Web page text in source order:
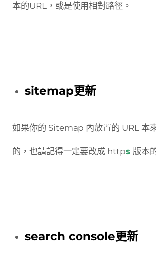
本的URL，或是使用相對路徑。
sitemap更新
如果你的 Sitemap 內放置的 URL 本
的，也請記得一定要改成 https 版本
search console更新